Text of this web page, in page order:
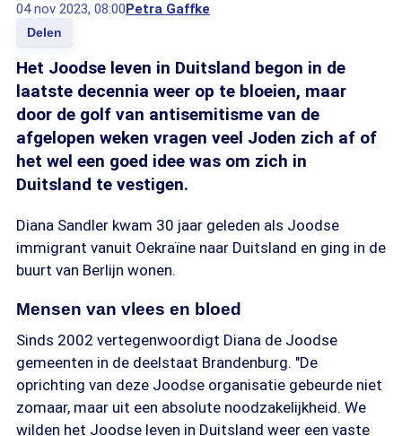
04 nov 2023, 08:00Petra Gaffke
Delen
Het Joodse leven in Duitsland begon in de
laatste decennia weer op te bloeien, maar
door de golf van antisemitisme van de
afgelopen weken vragen veel Joden zich af of
het wel een goed idee was om zich in
Duitsland te vestigen.
Diana Sandler kwam 30 jaar geleden als Joodse
immigrant vanuit Oekraïne naar Duitsland en ging in de
buurt van Berlijn wonen.
Mensen van vlees en bloed
Sinds 2002 vertegenwoordigt Diana de Joodse
gemeenten in de deelstaat Brandenburg. "De
oprichting van deze Joodse organisatie gebeurde niet
zomaar, maar uit een absolute noodzakelijkheid. We
wilden het Joodse leven in Duitsland weer een vaste